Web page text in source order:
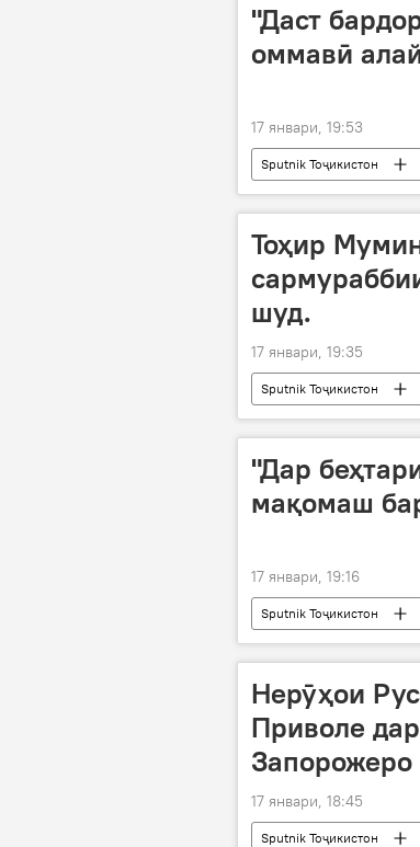
"Даст
оммавӣ
17 январи, 19:53
Sputnik Тоҷикистон
Тоҳир
шуд.
17 январи, 19:35
Sputnik Тоҷикистон
"Дар
мақомаш
17 январи, 19:16
Sputnik Тоҷикистон
Нерӯҳои
Приволе
Запорожеро
17 январи, 18:45
Sputnik Тоҷикистон